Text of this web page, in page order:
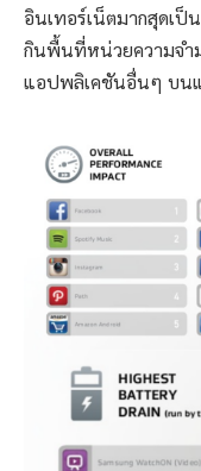
อินเทอร์เน็ตมากสุดเ
กินพื้นที่หน่วยความจำ
แอปพลิเคชันอื่นๆ บน